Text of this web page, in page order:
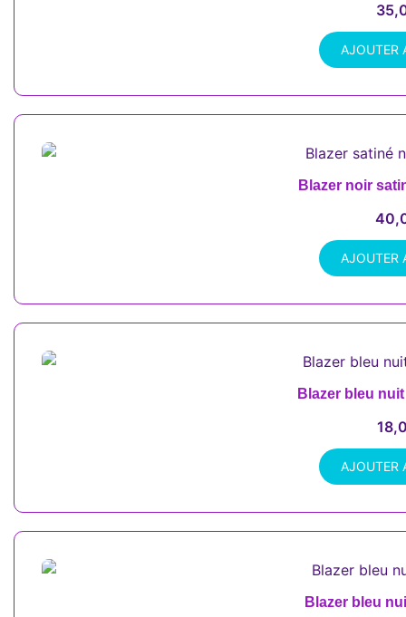
AJOUTER
Blazer noir
AJOUTER
Blazer bleu nuit
AJOUTER
Blazer bleu